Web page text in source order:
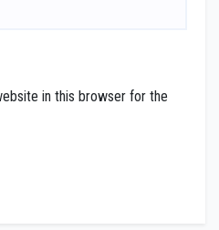
in this browser for the